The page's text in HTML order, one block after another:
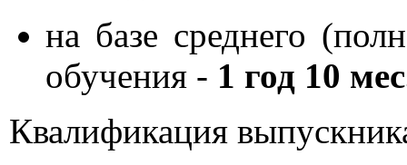
на базе среднего
обучения - 1 год 10
Квалификация